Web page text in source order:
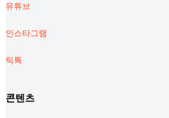
유튜브
인스타그램
틱톡
콘텐츠